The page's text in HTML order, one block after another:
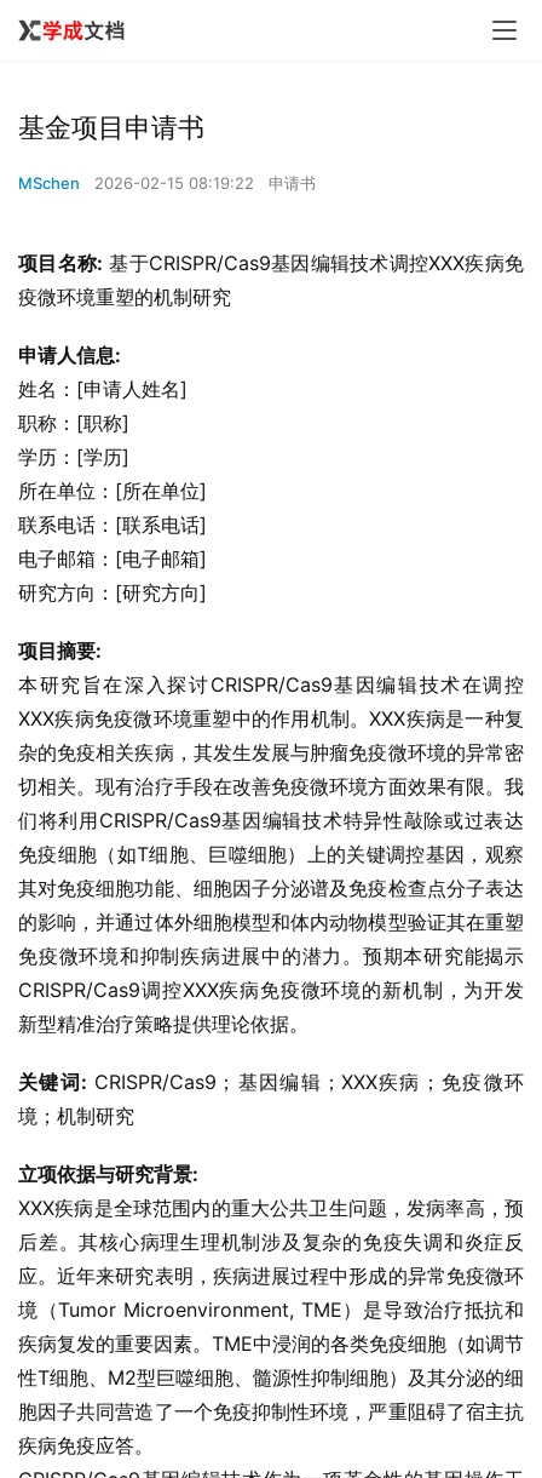
基金项目申请书
MSchen 2026-02-15 08:19:22 申请书
项目名称: 基于CRISPR/Cas9基因编辑技术调控XXX疾病免
疫微环境重塑的机制研究
申请人信息:
姓名：[申请人姓名]
职称：[职称]
学历：[学历]
所在单位：[所在单位]
联系电话：[联系电话]
电子邮箱：[电子邮箱]
研究方向：[研究方向]
项目摘要:
本研究旨在深入探讨CRISPR/Cas9基因编辑技术在调控
XXX疾病免疫微环境重塑中的作用机制。XXX疾病是一种复
杂的免疫相关疾病，其发生发展与肿瘤免疫微环境的异常密
切相关。现有治疗手段在改善免疫微环境方面效果有限。我
们将利用CRISPR/Cas9基因编辑技术特异性敲除或过表达
免疫细胞（如T细胞、巨噬细胞）上的关键调控基因，观察
其对免疫细胞功能、细胞因子分泌谱及免疫检查点分子表达
的影响，并通过体外细胞模型和体内动物模型验证其在重塑
免疫微环境和抑制疾病进展中的潜力。预期本研究能揭示
CRISPR/Cas9调控XXX疾病免疫微环境的新机制，为开发
新型精准治疗策略提供理论依据。
关键词: CRISPR/Cas9；基因编辑；XXX疾病；免疫微环
境；机制研究
立项依据与研究背景:
XXX疾病是全球范围内的重大公共卫生问题，发病率高，预
后差。其核心病理生理机制涉及复杂的免疫失调和炎症反
应。近年来研究表明，疾病进展过程中形成的异常免疫微环
境（Tumor Microenvironment, TME）是导致治疗抵抗和
疾病复发的重要因素。TME中浸润的各类免疫细胞（如调节
性T细胞、M2型巨噬细胞、髓源性抑制细胞）及其分泌的细
胞因子共同营造了一个免疫抑制性环境，严重阻碍了宿主抗
疾病免疫应答。